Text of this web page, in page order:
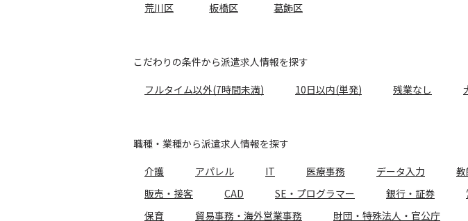
荒川区
板橋区 葛飾区
こだわりの条件から派遣求人情報を探す
フルタイム以外(7時間未満)
10日以内(単発) 残業なし
職種・業種から派遣求人情報を探す
介護
アパレル IT 医療事務 データ入力
販売・接客
CAD SE・プログラマー 銀行・証券
保育
貿易事務・海外営業事務 財団・特殊法人・官公庁